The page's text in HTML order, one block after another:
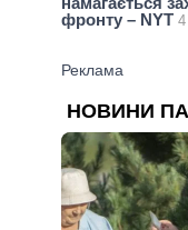
фронту – NYT